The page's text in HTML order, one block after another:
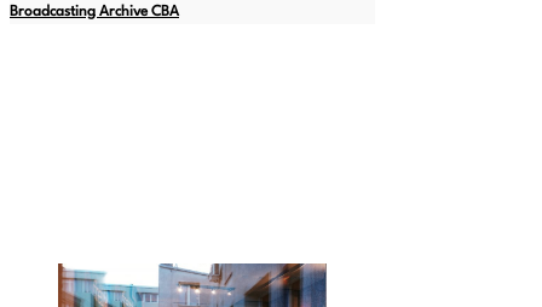
Broadcasting Archive CBA